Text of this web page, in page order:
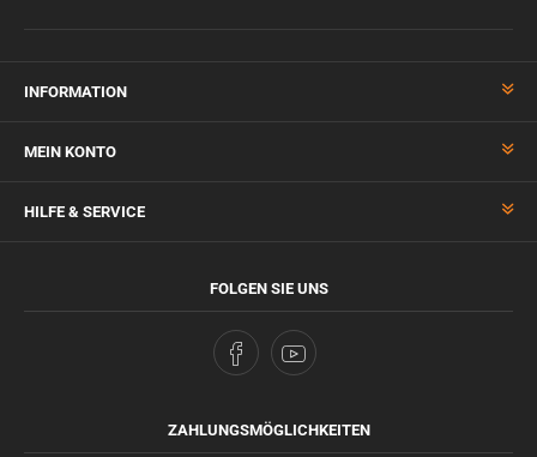
INFORMATION
MEIN KONTO
HILFE & SERVICE
FOLGEN SIE UNS
ZAHLUNGSMÖGLICHKEITEN